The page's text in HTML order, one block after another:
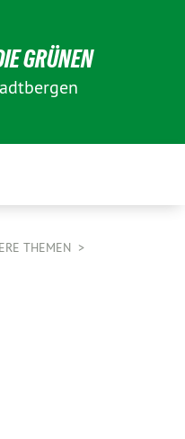
GRÜNEN
THEMEN